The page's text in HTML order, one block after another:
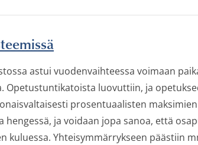
astui vuodenvaihteessa voimaan
Opetustuntikatoista luovuttiin, ja
prosentuaalisten
hengessä, ja voidaan jopa sanoa, että
kuluessa. Yhteisymmärrykseen päästiin